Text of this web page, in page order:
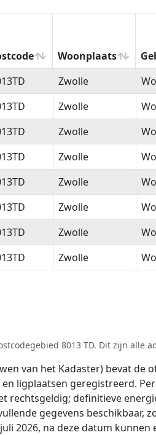
Woonplaats
Woonplaats
Zwolle
Zwolle
Zwolle
Zwolle
Zwolle
Zwolle
Zwolle
Zwolle
8013 TD. Dit zijn alle
van het Kadaster) bevat
ligplaatsen geregistreerd.
rechtsgeldig; definitieve
gegevens beschikbaar,
2026, na deze datum